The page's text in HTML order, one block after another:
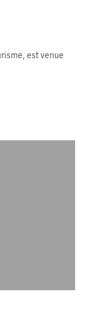
est venue